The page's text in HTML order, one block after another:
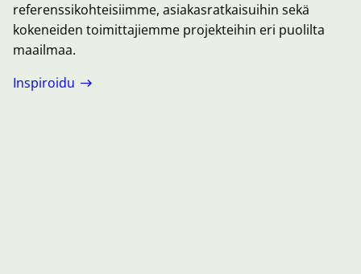
referenssikohteisiimme, asiakasratkaisuihin sekä
kokeneiden toimittajiemme projekteihin eri puolilta
maailmaa.
Inspiroidu